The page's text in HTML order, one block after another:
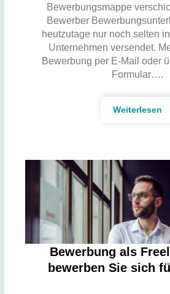
Bewerbungsmappe
Bewerber
heutzutage nur noch selten
Unternehmen versendet.
Bewerbung per E-Mail oder
Formular….
Weiterlesen
Bewerbung als
bewerben Sie sich